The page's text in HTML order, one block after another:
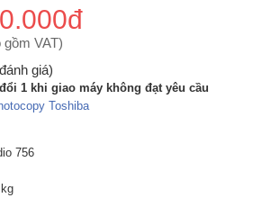
VAT)
giá)
1 khi giao máy không đạt yêu cầu
Toshiba
756